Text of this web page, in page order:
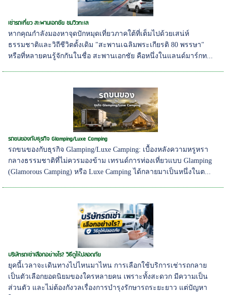
เช่ารถเที่ยว สะพานเอกชัย ชมวิวทะเล
หากคุณกำลังมองหาจุดปักหมุดเที่ยวภาคใต้ที่เต็มไปด้วยเสน่ห์
ธรรมชาติและวิถีชีวิตดั้งเดิม "สะพานเฉลิมพระเกียรติ 80 พรรษา"
หรือที่หลายคนรู้จักกันในชื่อ สะพานเอกชัย คือหนึ่งในแลนด์มาร์กท...
รถขนของกับธุรกิจ Glamping/Luxe Camping
รถขนของกับธุรกิจ Glamping/Luxe Camping: เบื้องหลังความหรูหรา
กลางธรรมชาติที่ไม่ควรมองข้าม เทรนด์การท่องเที่ยวแบบ Glamping
(Glamorous Camping) หรือ Luxe Camping ได้กลายมาเป็นหนึ่งในต...
บริษัทรถเช่าเลือกอย่างไร? วิธีดูให้ปลอดภัย
ยุคนี้เวลาจะเดินทางไปไหนมาไหน การเลือกใช้บริการเช่ารถกลาย
เป็นตัวเลือกยอดนิยมของใครหลายคน เพราะทั้งสะดวก มีความเป็น
ส่วนตัว และไม่ต้องกังวลเรื่องการบำรุงรักษารถระยะยาว แต่ปัญหา